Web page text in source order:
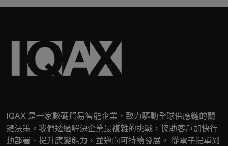
IQAX 是一家數碼貿易智能企業，致力驅動全球供應鏈的關
鍵決策。我們透過解決企業最複雜的挑戰，協助客戶加快行
動部署、提升應變能力，並邁向可持續發展。 從電子提單到